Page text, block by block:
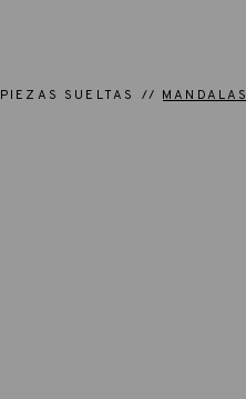
PIEZAS SUELTAS MANDALAS